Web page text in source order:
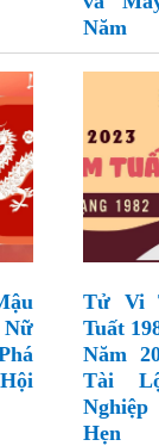
Năm
Nữ
Tử Vi
Tuất
Năm
Tài
Hẹn